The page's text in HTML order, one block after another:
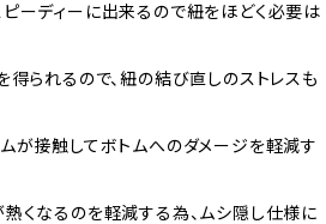
ピーディーに出来るので紐をほどく必要は
得られるので、紐の結び直しのストレスも
ムが接触してボトムへのダメージを軽減す
熱くなるのを軽減する為、ムシ隠し仕様に